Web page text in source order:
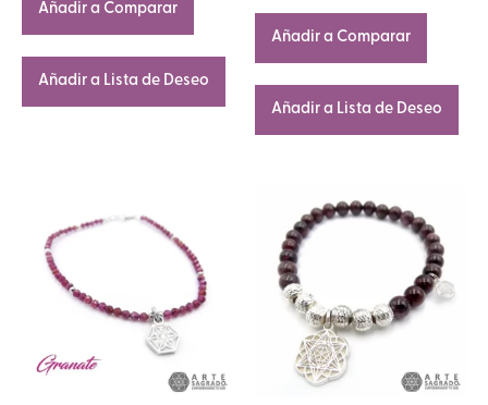
Añadir a Comparar
Añadir a Lista de Deseo
Añadir a Comparar
Añadir a Lista de Deseo
producto
tiene
múltiples
variantes.
Las
opciones
producto
múltiples
variantes.
opciones